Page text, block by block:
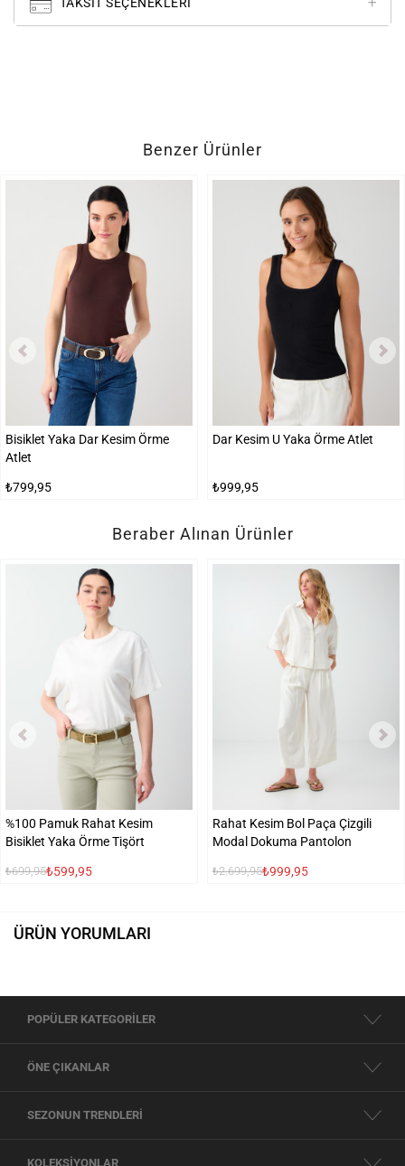
TAKSIT SEÇENEKLERI
Benzer Ürünler
Bisiklet Yaka Dar Kesim Örme
Atlet
₺799,95
Dar Kesim U Yaka Örme Atlet
₺999,95
Beraber Alınan Ürünler
%100 Pamuk Rahat Kesim
Bisiklet Yaka Örme Tişört
₺699,95₺599,95
Rahat Kesim Bol Paça Çizgili
Modal Dokuma Pantolon
₺2.699,95₺999,95
ÜRÜN YORUMLARI
POPÜLER KATEGORİLER
ÖNE ÇIKANLAR
SEZONUN TRENDLERİ
KOLEKSİYONLAR